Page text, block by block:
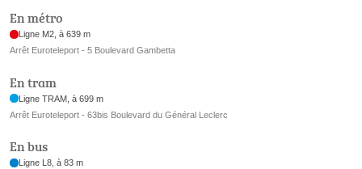
En métro
Ligne M2, à 639 m
Arrêt Euroteleport - 5 Boulevard Gambetta
En tram
Ligne TRAM, à 699 m
Arrêt Euroteleport - 63bis Boulevard du Général Leclerc
En bus
Ligne L8, à 83 m